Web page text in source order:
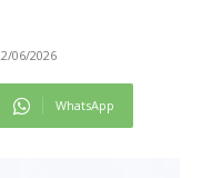
06/2026
WhatsApp